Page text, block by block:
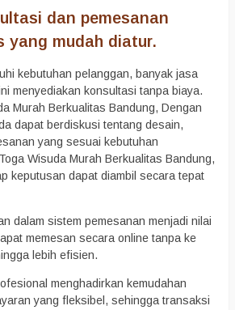
dan pemesanan
yang mudah diatur.
kebutuhan pelanggan, banyak jasa
menyediakan konsultasi tanpa biaya.
Murah Berkualitas Bandung, Dengan
dapat berdiskusi tentang desain,
yang sesuai kebutuhan
Wisuda Murah Berkualitas Bandung,
keputusan dapat diambil secara tepat
dalam sistem pemesanan menjadi nilai
memesan secara online tanpa ke
lebih efisien.
menghadirkan kemudahan
yang fleksibel, sehingga transaksi